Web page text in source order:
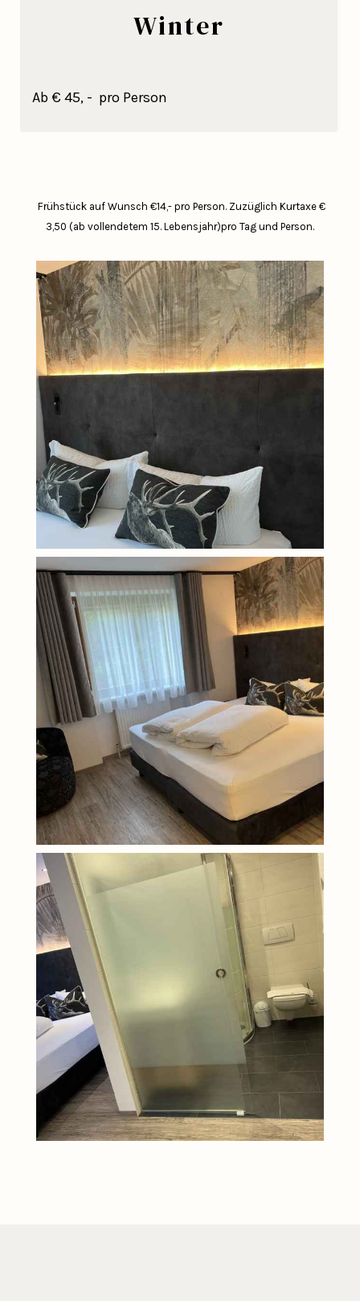
Winter
Ab € 45, - pro Person
Frühstück auf Wunsch €14,- pro Person.Zuzüglich Kurtaxe €
3,50 (ab vollendetem 15. Lebensjahr)pro Tag und Person.